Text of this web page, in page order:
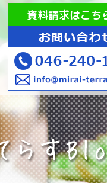
就労支援 ミライてら
資料請求はこち